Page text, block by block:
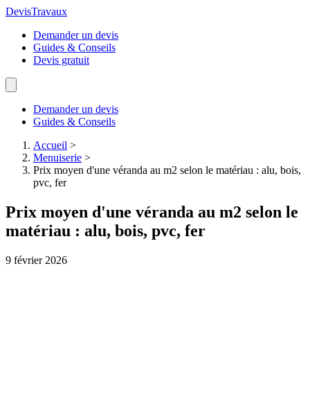
DevisTravaux
Demander un devis
Guides & Conseils
Devis gratuit
Demander un devis
Guides & Conseils
Accueil >
Menuiserie >
Prix moyen d'une véranda au m2 selon le matériau : alu, bois,
pvc, fer
Prix moyen d'une véranda au m2 selon le
matériau : alu, bois, pvc, fer
9 février 2026